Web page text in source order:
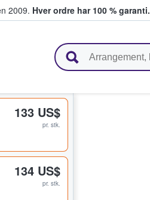
2009. Hver ordre har 100 % garanti.
133 US$
pr. stk.
134 US$
pr. stk.